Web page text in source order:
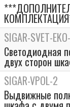
SIGAR-SVET-
Светодиодная
двух сторон
SIGAR-VPOL-2
Выдвижные